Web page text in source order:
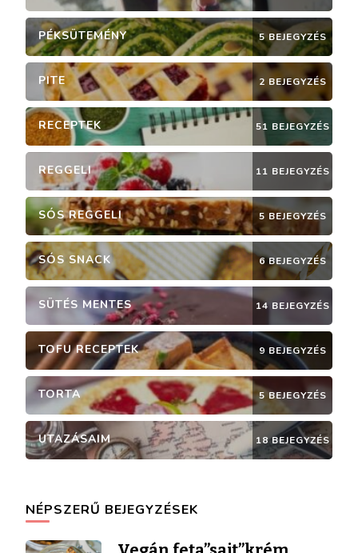
PÉKSÜTEMÉNY 5 BEJEGYZÉS
PITE 2 BEJEGYZÉS
RECEPTEK 51 BEJEGYZÉS
REGGELI 11 BEJEGYZÉS
SÓS REGGELI 5 BEJEGYZÉS
SÓS SNACK 6 BEJEGYZÉS
SÜTÉS MENTES 14 BEJEGYZÉS
TOFU RECEPTEK 9 BEJEGYZÉS
TORTA 5 BEJEGYZÉS
UTAZÁSAIM 18 BEJEGYZÉS
NÉPSZERŰ BEJEGYZÉSEK